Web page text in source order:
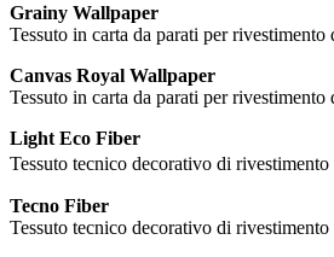
Grainy Wallpaper
Tessuto in carta da parati per
Canvas Royal Wallpaper
Tessuto in carta da parati per
Light Eco Fiber
Tessuto tecnico decorativo di
Tecno Fiber
Tessuto tecnico decorativo di